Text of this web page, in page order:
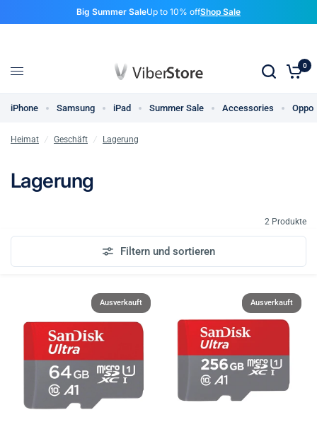
Big Summer SaleUp to 10% offShop Sale
0
iPhone Samsung iPad Summer Sale Accessories Oppo
Heimat / Geschäft / Lagerung
Lagerung
2 Produkte
Filtern und sortieren
Ausverkauft Ausverkauft